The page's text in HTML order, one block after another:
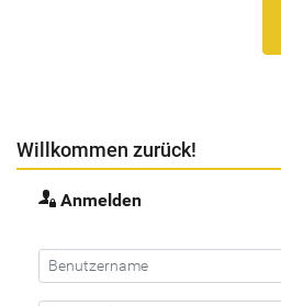
Willkommen zurück!
Anmelden